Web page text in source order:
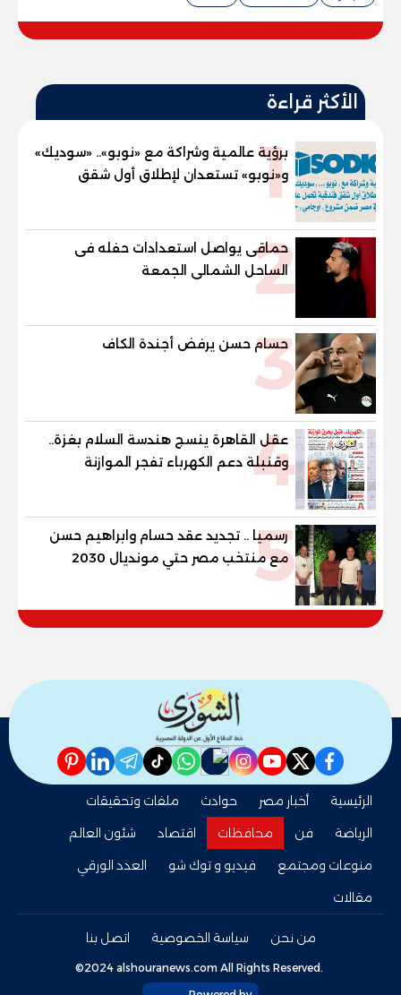
الأكثر قراءة
1
برؤية عالمية وشراكة مع «نوبو».. «سوديك»
و«نوبو» تستعدان لإطلاق أول شقق
فندقية تحمل علامة "نوبو" العالمية في
2
حماقى يواصل استعدادات حفله فى
الساحل الشمالى الجمعة
3
حسام حسن يرفض أجندة الكاف
4
عقل القاهرة ينسج هندسة السلام بغزة..
وقنبلة دعم الكهرباء تفجر الموازنة
5
رسميا .. تجديد عقد حسام وابراهيم حسن
مع منتخب مصر حتي مونديال 2030
facebook
twitter
youtube
instagram
nabd
whatsapp
tiktok
telegram
linkedin
pinterest
الرئيسية أخبار مصر حوادث
ملفات وتحقيقات
الرياضة
فن محافظات اقتصاد
شئون العالم
منوعات ومجتمع
فيديو و توك شو
العدد الورقي
مقالات
من نحن سياسة الخصوصية اتصل بنا
©2024 alshouranews.com All Rights Reserved.